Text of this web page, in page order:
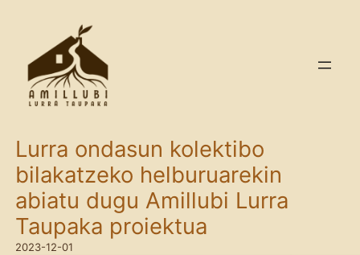
content
Lurra ondasun kolektibo
bilakatzeko helburuarekin
abiatu dugu Amillubi Lurra
Taupaka proiektua
2023-12-01